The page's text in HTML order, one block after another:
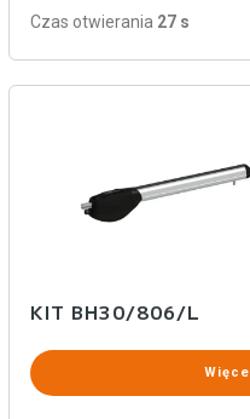
Czas otwierania 27 s
KIT BH30/806/L